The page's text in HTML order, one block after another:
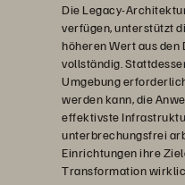
Die Legacy-
verfügen, unterstützt
höheren Wert aus den
vollständig.
Umgebung
werden kann, die
effektivste
unterbrechungsfrei
Einrichtungen ihre
Transformation